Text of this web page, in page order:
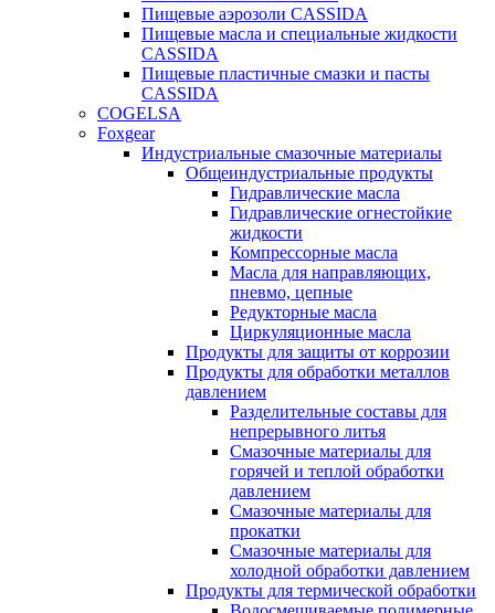
Пищевые аэрозоли CASSIDA
Пищевые масла и специальные жидкости
CASSIDA
Пищевые пластичные смазки и пасты
CASSIDA
COGELSA
Foxgear
Индустриальные смазочные материалы
Общеиндустриальные продукты
Гидравлические масла
Гидравлические огнестойкие
жидкости
Компрессорные масла
Масла для направляющих,
пневмо, цепные
Редукторные масла
Циркуляционные масла
Продукты для защиты от коррозии
Продукты для обработки металлов
давлением
Разделительные составы для
непрерывного литья
Смазочные материалы для
горячей и теплой обработки
давлением
Смазочные материалы для
прокатки
Смазочные материалы для
холодной обработки давлением
Продукты для термической обработки